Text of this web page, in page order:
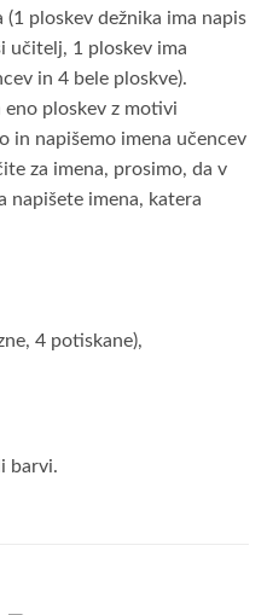
ploskev dežnika ima napis
učitelj, 1 ploskev ima
in 4 bele ploskve).
eno ploskev z motivi
in napišemo imena učencev
za imena, prosimo, da v
napišete imena, katera
4 potiskane),
barvi.